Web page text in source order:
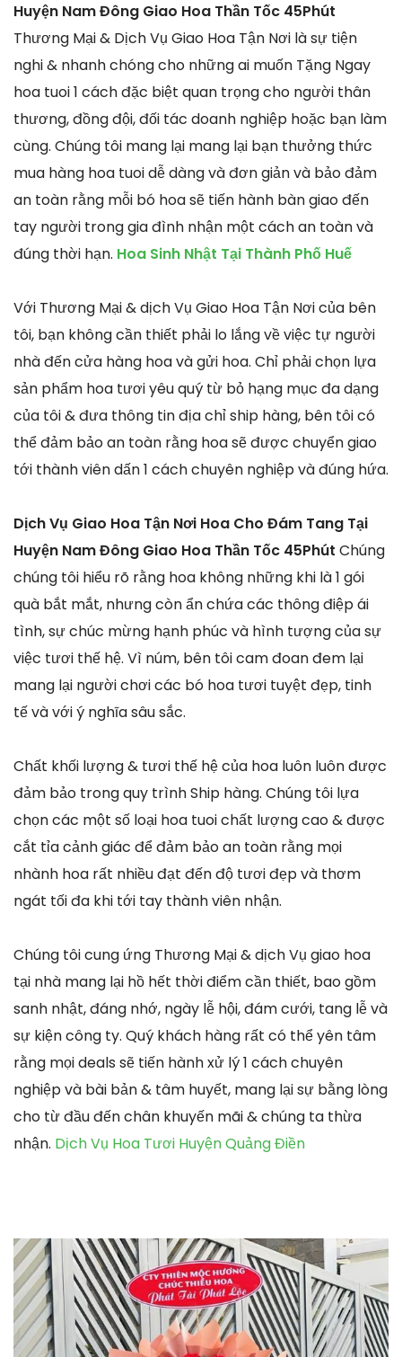
Huyện Nam Đông Giao Hoa Thần Tốc 45Phút
Thương Mại & Dịch Vụ Giao Hoa Tận Nơi là sự tiện
nghi & nhanh chóng cho những ai muốn Tặng Ngay
hoa tuoi 1 cách đặc biệt quan trọng cho người thân
thương, đồng đội, đối tác doanh nghiệp hoặc bạn làm
cùng. Chúng tôi mang lại mang lại bạn thưởng thức
mua hàng hoa tuoi dễ dàng và đơn giản và bảo đảm
an toàn rằng mỗi bó hoa sẽ tiến hành bàn giao đến
tay người trong gia đình nhận một cách an toàn và
đúng thời hạn. Hoa Sinh Nhật Tại Thành Phố Huế
Với Thương Mại & dịch Vụ Giao Hoa Tận Nơi của bên
tôi, bạn không cần thiết phải lo lắng về việc tự người
nhà đến cửa hàng hoa và gửi hoa. Chỉ phải chọn lựa
sản phẩm hoa tươi yêu quý từ bỏ hạng mục đa dạng
của tôi & đưa thông tin địa chỉ ship hàng, bên tôi có
thể đảm bảo an toàn rằng hoa sẽ được chuyển giao
tới thành viên dấn 1 cách chuyên nghiệp và đúng hứa.
Dịch Vụ Giao Hoa Tận Nơi Hoa Cho Đám Tang Tại
Huyện Nam Đông Giao Hoa Thần Tốc 45Phút Chúng
chúng tôi hiểu rõ rằng hoa không những khi là 1 gói
quà bắt mắt, nhưng còn ẩn chứa các thông điệp ái
tình, sự chúc mừng hạnh phúc và hình tượng của sự
việc tươi thế hệ. Vì núm, bên tôi cam đoan đem lại
mang lại người chơi các bó hoa tươi tuyệt đẹp, tinh
tế và với ý nghĩa sâu sắc.
Chất khối lượng & tươi thế hệ của hoa luôn luôn được
đảm bảo trong quy trình Ship hàng. Chúng tôi lựa
chọn các một số loại hoa tuoi chất lượng cao & được
cắt tỉa cảnh giác để đảm bảo an toàn rằng mọi
nhành hoa rất nhiều đạt đến độ tươi đẹp và thơm
ngát tối đa khi tới tay thành viên nhận.
Chúng tôi cung ứng Thương Mại & dịch Vụ giao hoa
tại nhà mang lại hồ hết thời điểm cần thiết, bao gồm
sanh nhật, đáng nhớ, ngày lễ hội, đám cưới, tang lễ và
sự kiện công ty. Quý khách hàng rất có thể yên tâm
rằng mọi deals sẽ tiến hành xử lý 1 cách chuyên
nghiệp và bài bản & tâm huyết, mang lại sự bằng lòng
cho từ đầu đến chân khuyến mãi & chúng ta thừa
nhận. Dịch Vụ Hoa Tươi Huyện Quảng Điền